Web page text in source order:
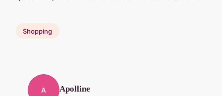
Shopping
A Apolline